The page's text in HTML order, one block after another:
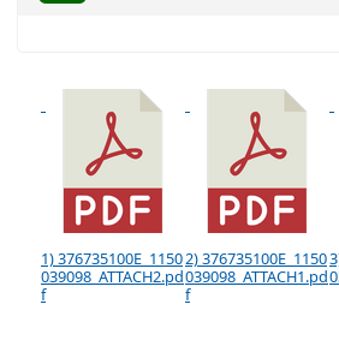
1) 376735100E_1150
039098_ATTACH2.pd
f
2) 376735100E_1150
039098_ATTACH1.pd
f